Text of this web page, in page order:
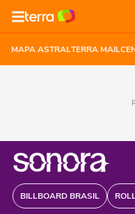
MAPA ASTRALTERRA MAIL
BILLBOARD BRASIL